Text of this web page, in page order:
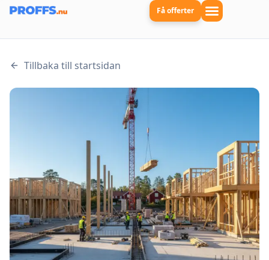
Få offerter
Tillbaka till startsidan